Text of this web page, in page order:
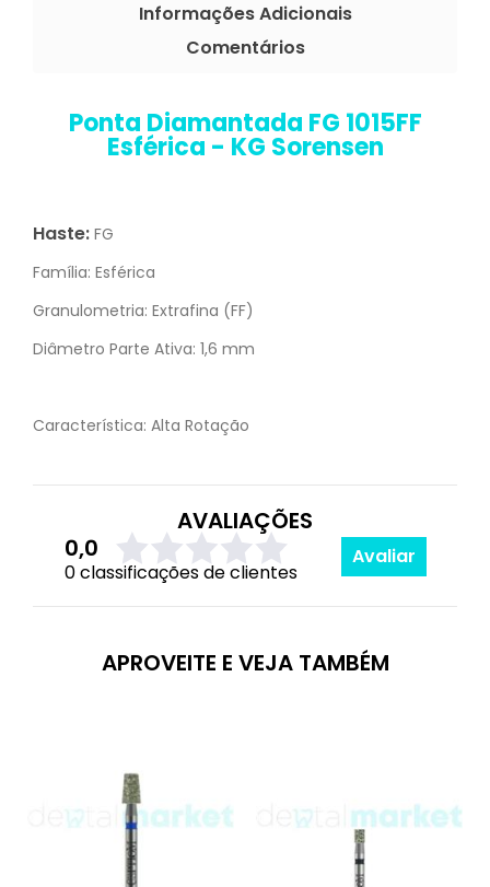
Informações Adicionais
Comentários
Ponta Diamantada FG 1015FF
Esférica - KG Sorensen
Haste: FG
Família: Esférica
Granulometria: Extrafina (FF)
Diâmetro Parte Ativa: 1,6 mm
Característica: Alta Rotação
AVALIAÇÕES
0,0
0 classificações de clientes
Avaliar
APROVEITE E VEJA TAMBÉM